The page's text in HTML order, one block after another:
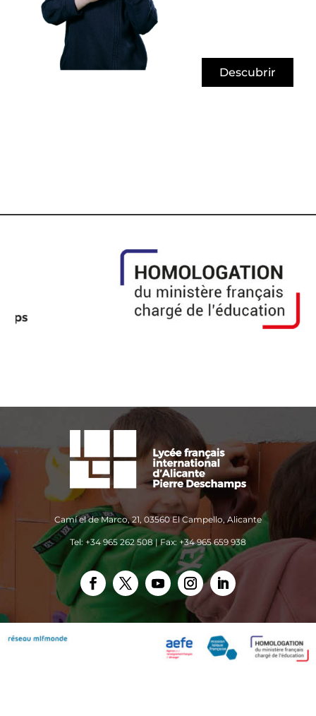
Descubrir
Camí el de Marco, 21, 03560 El Campello, Alicante
Tel: +34 965 262 508 | Fax: +34 965 659 938